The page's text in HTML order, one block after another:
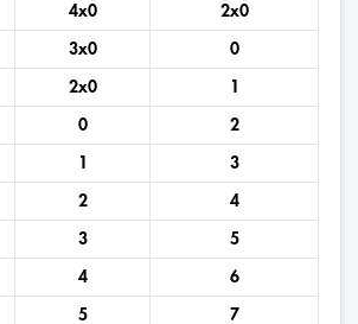
4x0 2x0
3x0 0
2x0 1
0 2
1 3
2 4
3 5
4 6
5 7